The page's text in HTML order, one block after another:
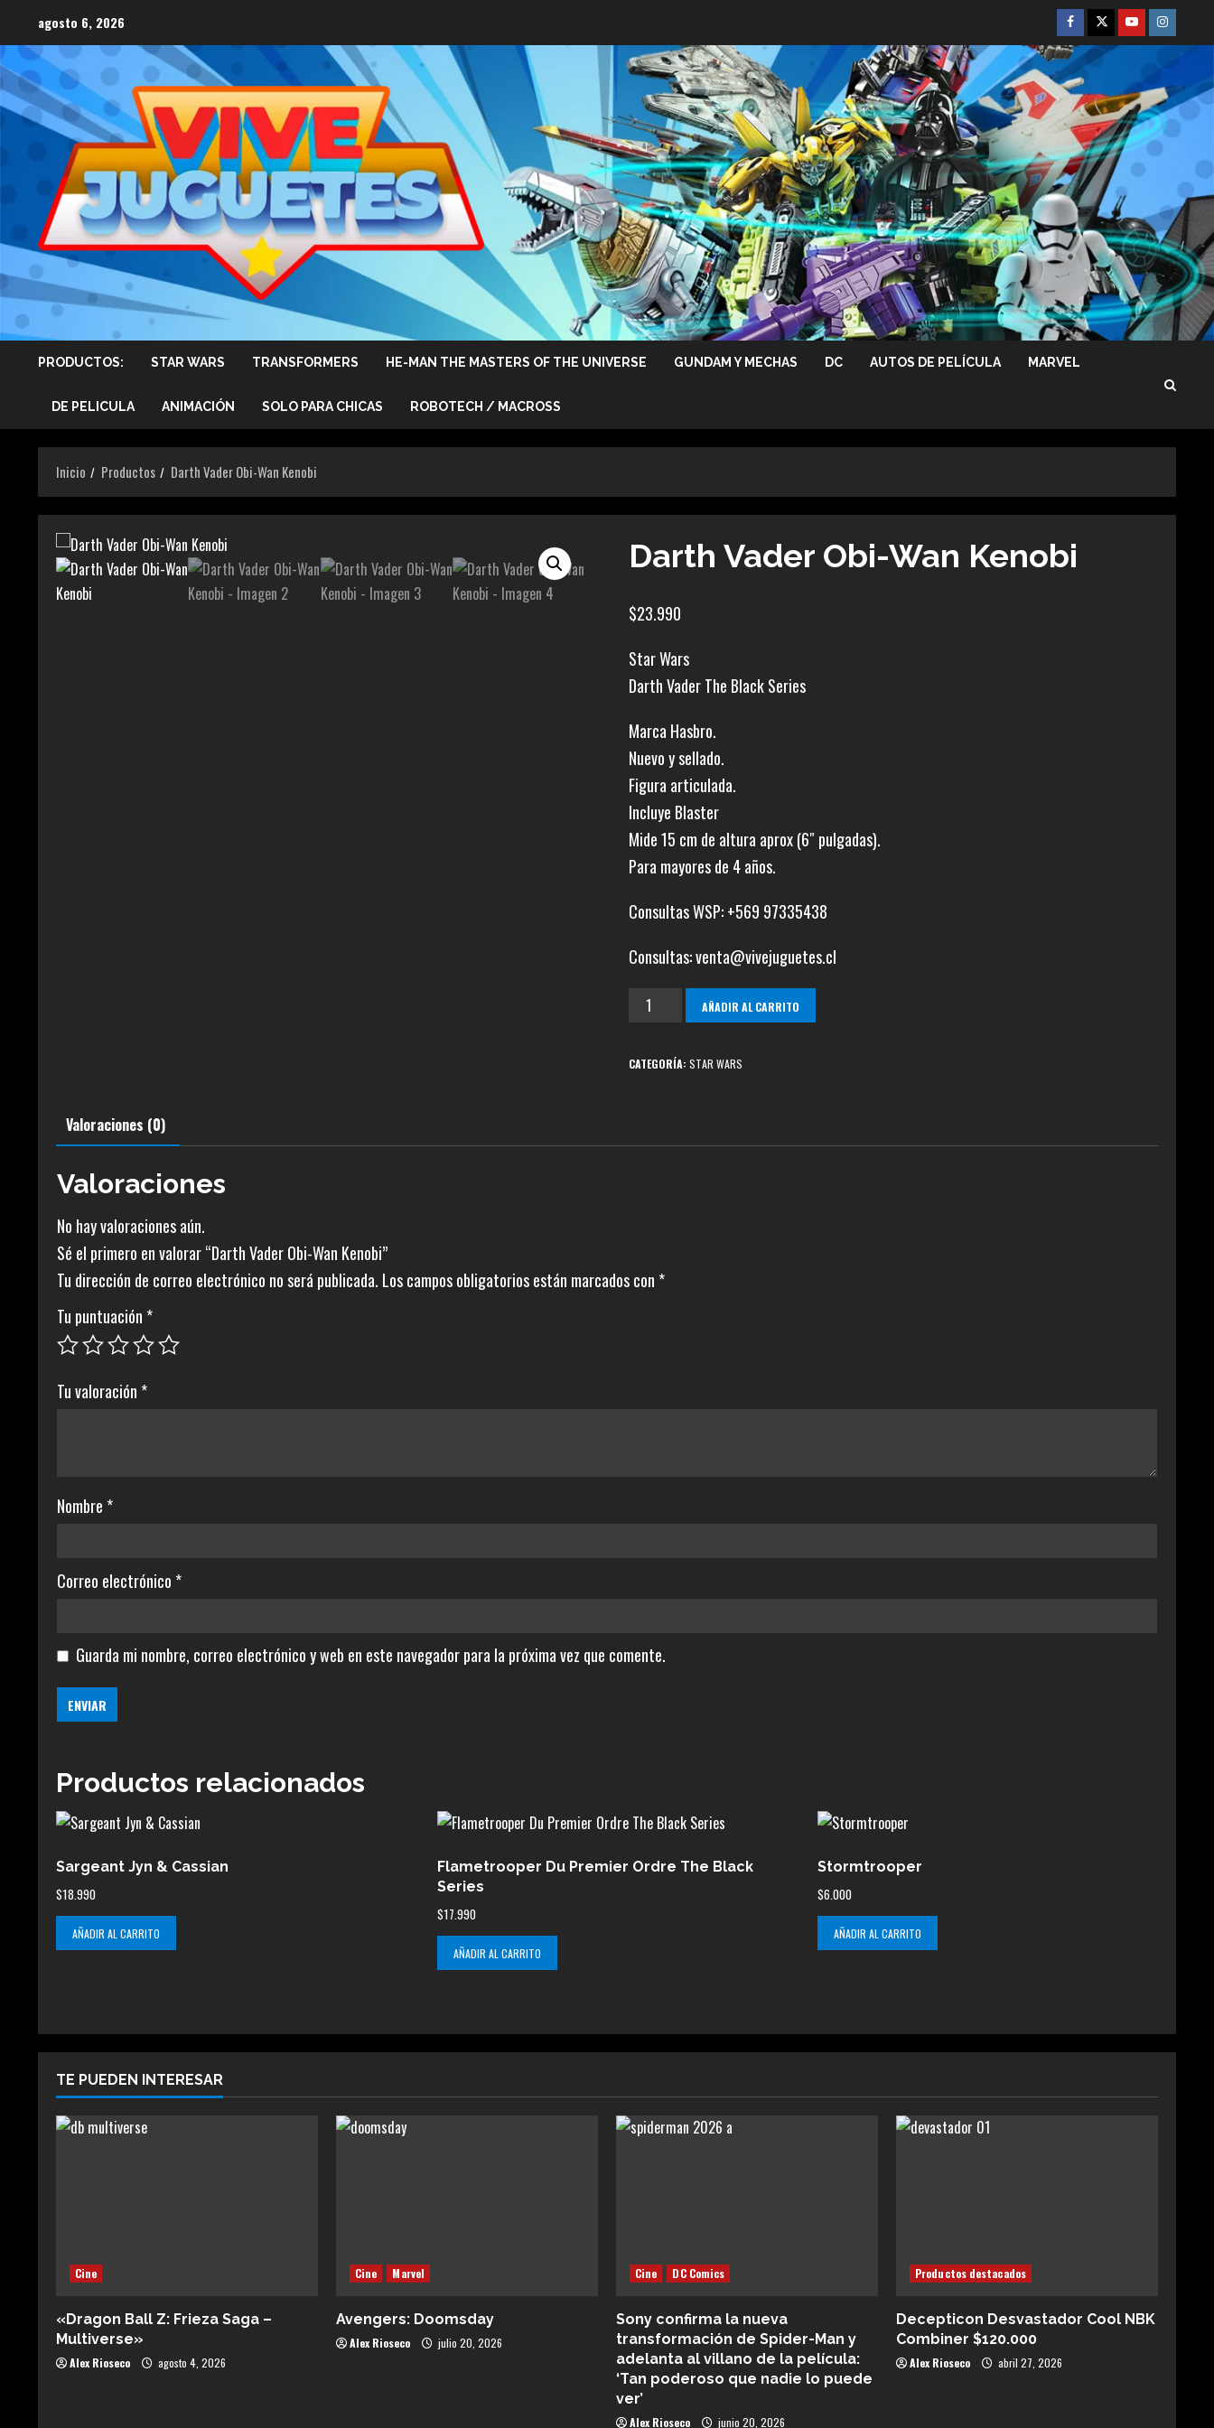
contenido
agosto 6, 2026 Facebook
TwitterYoutube
PRODUCTOS: STAR WARS TRANSFORMERS HE-MAN THE MASTERS OF THE UNIVERSE GUNDAM Y MECHAS DC AUTOS DE PELÍCULA MARVEL
DE PELICULA ANIMACIÓN SOLO PARA CHICAS ROBOTECH / MACROSS
Inicio Productos Darth Vader Obi-Wan Kenobi
Darth Vader Obi-Wan Kenobi
$23.990
Star Wars
Darth Vader The Black Series
Marca Hasbro.
Nuevo y sellado.
Figura articulada.
Incluye Blaster
Mide 15 cm de altura aprox (6″ pulgadas).
Para mayores de 4 años.
Consultas WSP: +569 97335438
Consultas: venta@vivejuguetes.cl
Darth
Obi-
AÑADIR AL CARRITO
CATEGORÍA:STAR WARS
Valoraciones (0)
Valoraciones
No hay valoraciones aún.
Sé el primero en valorar “Darth Vader Obi-Wan Kenobi”
Tu dirección de correo electrónico no será publicada. Los campos obligatorios están marcados con *
Tu puntuación *
Tu valoración *
Nombre *
Correo electrónico *
Guarda mi nombre, correo electrónico y web en este navegador para la próxima vez que comente.
Productos relacionados
Sargeant Jyn & Cassian
$18.990
AÑADIR AL CARRITO
Flametrooper Du Premier Ordre The Black
Series
$17.990
AÑADIR AL CARRITO
Stormtrooper
$6.000
AÑADIR AL CARRITO
TE PUEDEN INTERESAR
Cine
«Dragon Ball Z: Frieza Saga –
Multiverse»
Alex Rioseco agosto 4, 2026
Cine Marvel
Avengers: Doomsday
Alex Rioseco julio 20, 2026
Cine DC Comics
Sony confirma la nueva
transformación de Spider-Man y
adelanta al villano de la película:
‘Tan poderoso que nadie lo puede
ver’
Alex Rioseco junio 20, 2026
Productos destacados
Decepticon Desvastador Cool NBK
Combiner $120.000
Alex Rioseco abril 27, 2026